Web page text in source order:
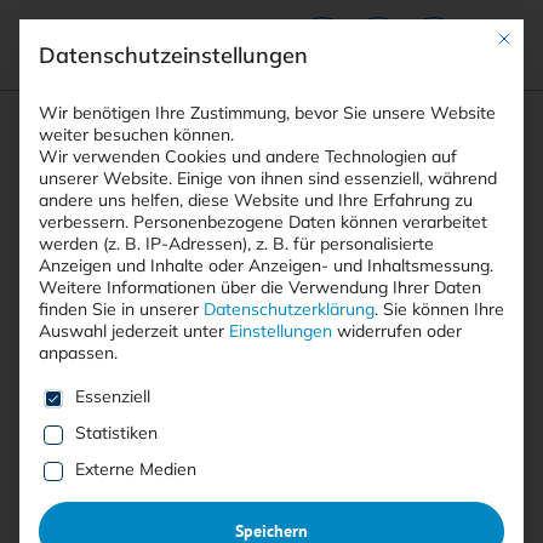
Suchfeld
Suchen
Breadcrumb-Navigation
STARTSEITE
ARTIKEL
MICROSOFT PATCH TUESDAY IM JULI 2025: …
Inhaltsverzeichnis
Free
Microsoft Patch Tuesday im
Mit
Datenschutzeinstellungen
Wir benötigen Ihre Zustimmung, bevor Sie unsere Website
weiter besuchen können.
Wir verwenden Cookies und andere Technologien auf
unserer Website. Einige von ihnen sind essenziell, während
andere uns helfen, diese Website und Ihre Erfahrung zu
verbessern. Personenbezogene Daten können verarbeitet
werden (z. B. IP-Adressen), z. B. für personalisierte
Anzeigen und Inhalte oder Anzeigen- und Inhaltsmessung.
Weitere Informationen über die Verwendung Ihrer Daten
finden Sie in unserer Datenschutzerklärung. Sie können Ihre
Auswahl jederzeit unter Einstellungen widerrufen oder
anpassen.
Es folgt eine Liste der Service-Gruppen, für die eine
Essenziell
Statistiken
Externe Medien
Speichern